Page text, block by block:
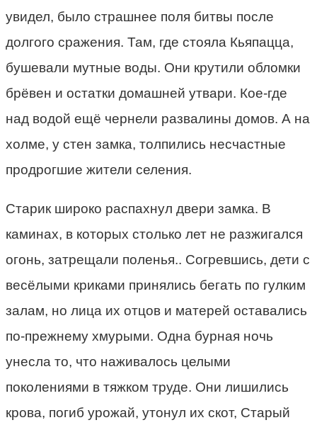
увидел, было страшнее поля битвы после
долгого сражения. Там, где стояла Кьяпацца,
бушевали мутные воды. Они крутили обломки
брёвен и остатки домашней утвари. Кое-где
над водой ещё чернели развалины домов. А на
холме, у стен замка, толпились несчастные
продрогшие жители селения.
Старик широко распахнул двери замка. В
каминах, в которых столько лет не разжигался
огонь, затрещали поленья.. Согревшись, дети с
весёлыми криками принялись бегать по гулким
залам, но лица их отцов и матерей оставались
по-прежнему хмурыми. Одна бурная ночь
унесла то, что наживалось целыми
поколениями в тяжком труде. Они лишились
крова, погиб урожай, утонул их скот, Старый